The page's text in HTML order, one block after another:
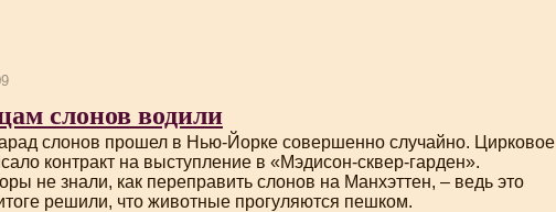
слонов водили
слонов прошел в Нью-Йорке совершенно случайно. Цирковое
контракт на выступление в «Мэдисон-сквер-гарден».
не знали, как переправить слонов на Манхэттен, – ведь это
решили, что животные прогуляются пешком.